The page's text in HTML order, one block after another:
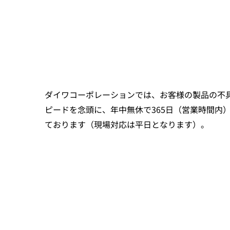
ダイワコーポレーションでは、お客様の製品の不
ピードを念頭に、年中無休で365日（営業時間内
ております（現場対応は平日となります）。